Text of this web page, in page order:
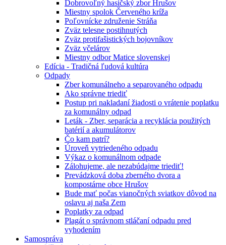
Dobrovoľný hasičský zbor Hrušov
Miestny spolok Červeného kríža
Poľovnícke združenie Stráňa
Zväz telesne postihnutých
Zväz protifašistických bojovníkov
Zväz včelárov
Miestny odbor Matice slovenskej
Edícia - Tradičná ľudová kultúra
Odpady
Zber komunálneho a separovaného odpadu
Ako správne triediť
Postup pri nakladaní žiadosti o vrátenie poplatku
za komunálny odpad
Leták - Zber, separácia a recyklácia použitých
batérií a akumulátorov
Čo kam patrí?
Úroveň vytriedeného odpadu
Výkaz o komunálnom odpade
Zálohujeme, ale nezabúdajme triediť!
Prevádzková doba zberného dvora a
kompostárne obce Hrušov
Bude mať počas vianočných sviatkov dôvod na
oslavu aj naša Zem
Poplatky za odpad
Plagát o správnom stláčaní odpadu pred
vyhodením
Samospráva